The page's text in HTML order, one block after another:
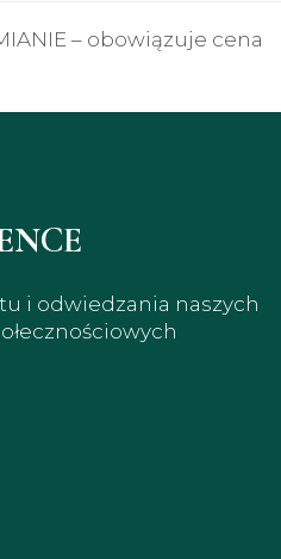
– obowiązuje cena
i odwiedzania naszych